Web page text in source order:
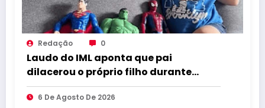
Redação 0
Laudo do IML aponta que pai
dilacerou o próprio filho durante
abuso
6 De Agosto De 2026